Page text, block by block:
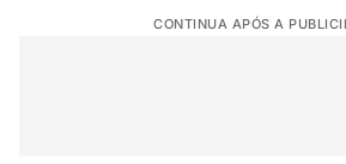
CONTINUA APÓS A